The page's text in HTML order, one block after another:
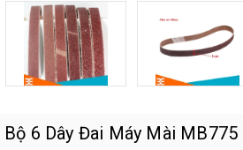
Bộ 6 Dây Đai Máy Mài